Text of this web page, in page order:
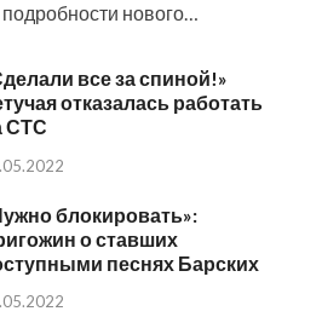
нового…
все за спиной!»
отказалась работать
СТС
блокировать»:
о ставших
песнях Барских